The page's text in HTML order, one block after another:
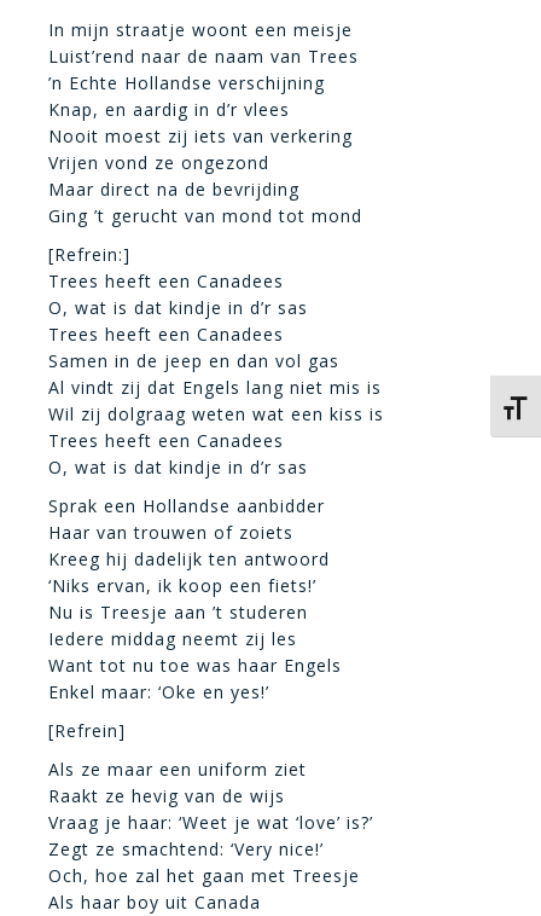
In mijn straatje woont een meisje
Luist’rend naar de naam van Trees
’n Echte Hollandse verschijning
Knap, en aardig in d’r vlees
Nooit moest zij iets van verkering
Vrijen vond ze ongezond
Maar direct na de bevrijding
Ging ’t gerucht van mond tot mond
[Refrein:]
Trees heeft een Canadees
O, wat is dat kindje in d’r sas
Trees heeft een Canadees
Samen in de jeep en dan vol gas
Al vindt zij dat Engels lang niet mis is
Wil zij dolgraag weten wat een kiss is
Trees heeft een Canadees
O, wat is dat kindje in d’r sas
Sprak een Hollandse aanbidder
Haar van trouwen of zoiets
Kreeg hij dadelijk ten antwoord
‘Niks ervan, ik koop een fiets!’
Nu is Treesje aan ’t studeren
Iedere middag neemt zij les
Want tot nu toe was haar Engels
Enkel maar: ‘Oke en yes!’
[Refrein]
Als ze maar een uniform ziet
Raakt ze hevig van de wijs
Vraag je haar: ‘Weet je wat ‘love’ is?’
Zegt ze smachtend: ‘Very nice!’
Och, hoe zal het gaan met Treesje
Als haar boy uit Canada